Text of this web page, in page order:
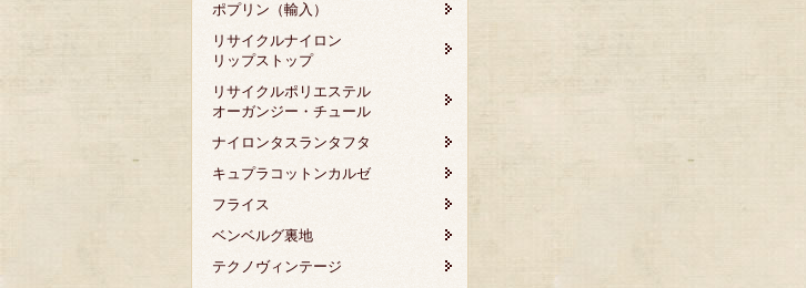
ポプリン（輸入）
リサイクルナイロン
リップストップ
リサイクルポリエステル
オーガンジー・チュール
ナイロンタスランタフタ
キュプラコットンカルゼ
フライス
ベンベルグ裏地
テクノヴィンテージ